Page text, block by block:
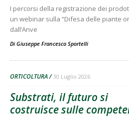
I percorsi della registrazione dei
un webinar sulla “Difesa delle piante
dall’Anve
Di Giuseppe Francesco Sportelli
ORTICOLTURA 30 Luglio 2026
Substrati, il futuro si
costruisce sulle